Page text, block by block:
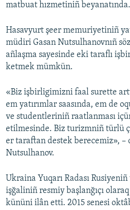
matbuat hızmetiniñ beyanatında.
Hasavyurt şeer memuriyetiniñ
müdiri Gasan Nutsulhanovnıñ
añlaşma sayesinde eki taraflı
ketmek mümkün.
«Biz işbirligimizni faal surette
em yatırımlar saasında, em de
ve studentleriniñ raatlanması
etilmesinde. Biz turizmniñ türlü
er taraftan destek berecemiz», –
Nutsulhanov.
Ukraina Yuqarı Radası Rusiyeniñ
işğaliniñ resmiy başlanğıçı
kününi ilân etti. 2015 senesi